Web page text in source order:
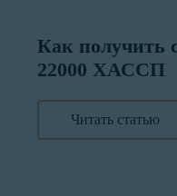
Как получить
22000 ХАССП
Читать статью